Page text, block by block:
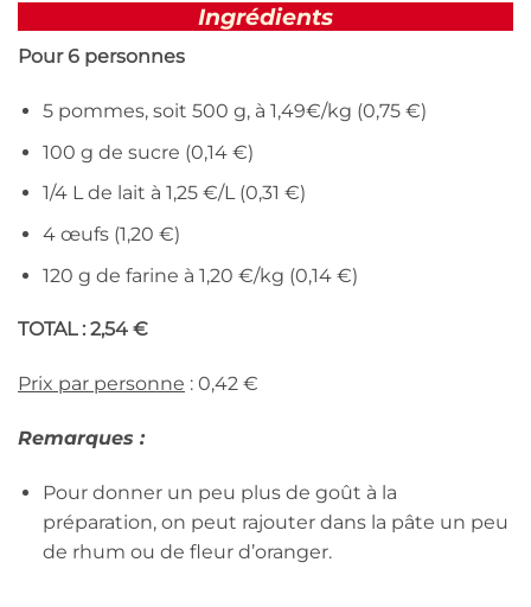
Ingrédients
Pour 6 personnes
5 pommes, soit 500 g, à 1,49€/kg (0,75 €)
100 g de sucre (0,14 €)
1/4 L de lait à 1,25 €/L (0,31 €)
4 œufs (1,20 €)
120 g de farine à 1,20 €/kg (0,14 €)
TOTAL : 2,54 €
Prix par personne : 0,42 €
Remarques :
Pour donner un peu plus de goût à la
préparation, on peut rajouter dans la pâte un peu
de rhum ou de fleur d’oranger.